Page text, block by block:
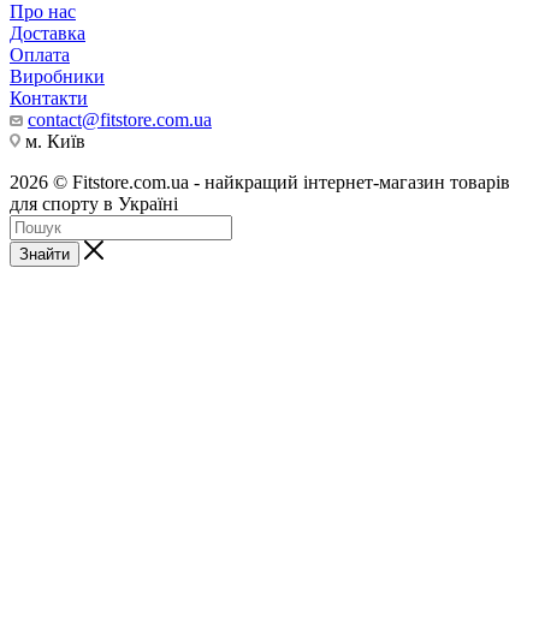
Про нас
Доставка
Оплата
Виробники
Контакти
contact@fitstore.com.ua
м. Київ
2026 © Fitstore.com.ua - найкращий інтернет-магазин товарів
для спорту в Україні
Знайти